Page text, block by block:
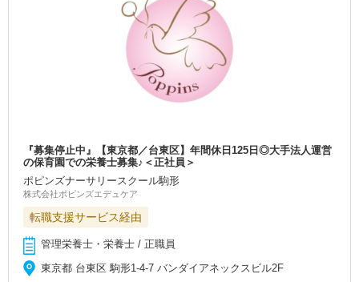
『募集停止中』【東京都／台東区】年間休日125日◎大手法人運営
の保育園での栄養士募集♪＜正社員＞
ポピンズナーサリースクール駒形
株式会社ポピンズエデュケア
転職支援サービス経由
管理栄養士・栄養士 / 正職員
東京都 台東区 駒形1-4-7 バンダイアネックスビル2F